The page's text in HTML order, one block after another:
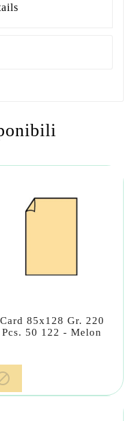
Card 85x128 Gr. 220
Pcs. 50 122 - Melon